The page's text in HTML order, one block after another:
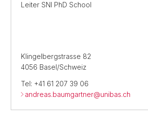
Leiter SNI PhD School
Klingelbergstrasse 82
4056 Basel/Schweiz
Tel: +41 61 207 39 06
andreas.baumgartner@unibas.ch